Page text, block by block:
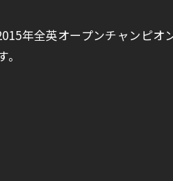
年全英オープンチャンピ